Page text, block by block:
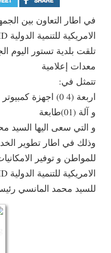
في اطار التعاون بين
الامريكية للتنمية الدولية USAID
معدات إعلامية
تتمثل في:
اربعة (4 0) اجهزة كمبيوتر
و آلة (01)طابعة
و التي سعى اليها السيد
وذلك في اطار تطوير
للمواطن و توفير
للسيد محمد المانسي